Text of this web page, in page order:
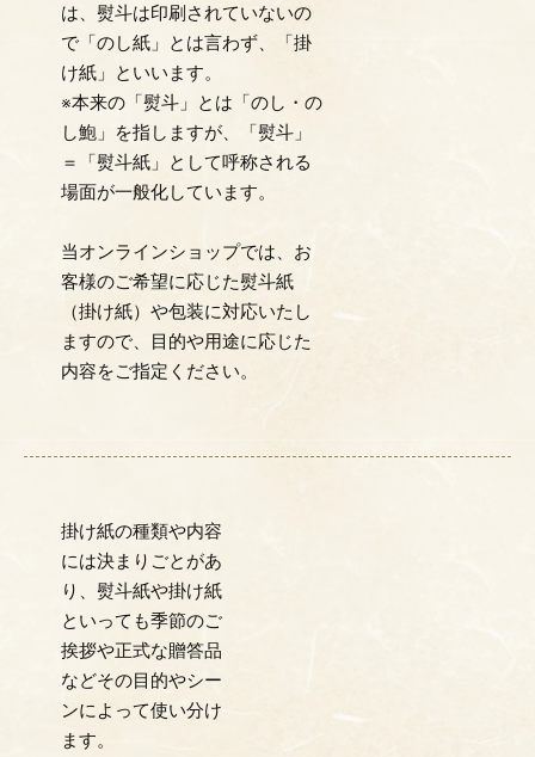
は、熨斗は印刷されていないの
で「のし紙」とは言わず、「掛
け紙」といいます。
※本来の「熨斗」とは「のし・の
し鮑」を指しますが、「熨斗」
＝「熨斗紙」として呼称される
場面が一般化しています。
当オンラインショップでは、お
客様のご希望に応じた熨斗紙
（掛け紙）や包装に対応いたし
ますので、目的や用途に応じた
内容をご指定ください。
掛け紙の種類や内容
には決まりごとがあ
り、熨斗紙や掛け紙
といっても季節のご
挨拶や正式な贈答品
などその目的やシー
ンによって使い分け
ます。